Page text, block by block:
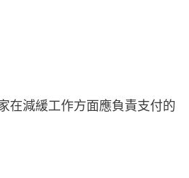
在減緩工作方面應負責支付的